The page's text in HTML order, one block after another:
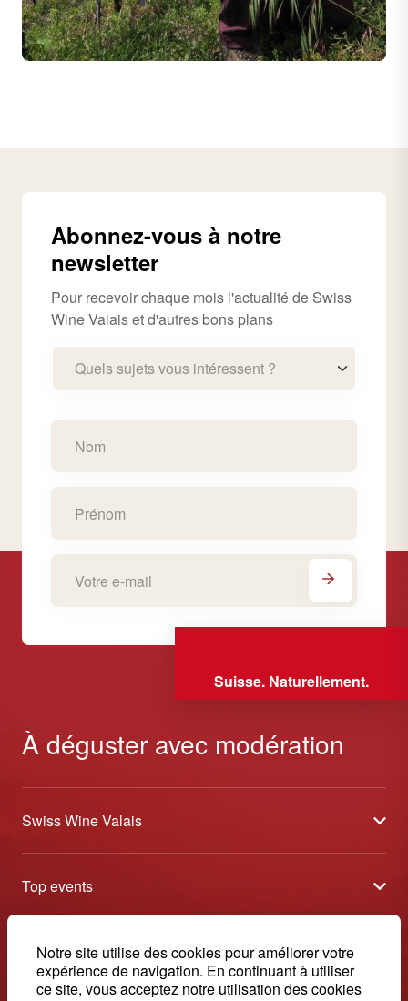
Notre site utilise des cookies pour améliorer votre
expérience de navigation. En continuant à utiliser
ce site, vous acceptez notre utilisation des cookies
Abonnez-vous à notre
newsletter
Pour recevoir chaque mois l'actualité de Swiss
Wine Valais et d'autres bons plans
Quels sujets vous intéressent ?
Suisse. Naturellement.
À déguster avec modération
Swiss Wine Valais
À propos
Blog
Contact
Top events
Caves Ouvertes
Tavolata
Sélection (résultats)
Contact
Swiss Wine Valais - Avenue de la Gare 2 - CP 144 - 1964